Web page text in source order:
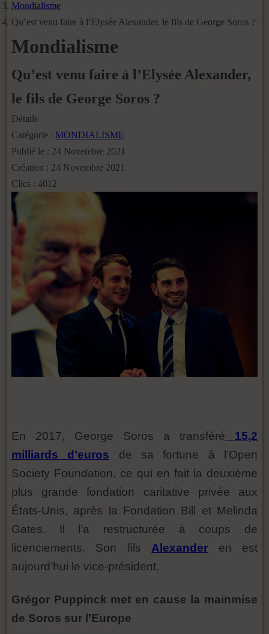
Mondialisme
Qu’est venu faire à l’Elysée Alexander, le fils de George Soros ?
Mondialisme
Qu’est venu faire à l’Elysée Alexander,
le fils de George Soros ?
Détails
Catégorie : MONDIALISME
Publié le : 24 Novembre 2021
Création : 24 Novembre 2021
Clics : 4012
En 2017, George Soros a transféré 15,2
milliards d’euros de sa fortune à l’Open
Society Foundation, ce qui en fait la deuxième
plus grande fondation caritative privée aux
États-Unis, après la Fondation Bill et Melinda
Gates. Il l’a restructurée à coups de
licenciements. Son fils Alexander
en est
aujourd’hui le vice-président.
Grégor Puppinck met en cause la mainmise
de Soros sur l’Europe